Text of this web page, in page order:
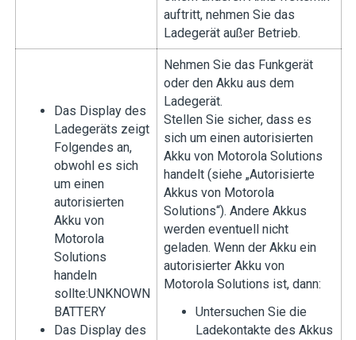
auftritt, nehmen Sie das
Ladegerät außer Betrieb.
Das Display des
Ladegeräts zeigt
Folgendes an,
obwohl es sich
um einen
autorisierten
Akku von
Motorola
Solutions
handeln
sollte:UNKNOWN
BATTERY
Das Display des
Nehmen Sie das Funkgerät
oder den Akku aus dem
Ladegerät.
Stellen Sie sicher, dass es
sich um einen autorisierten
Akku von Motorola Solutions
handelt (siehe „Autorisierte
Akkus von Motorola
Solutions“). Andere Akkus
werden eventuell nicht
geladen. Wenn der Akku ein
autorisierter Akku von
Motorola Solutions ist, dann:
Untersuchen Sie die
Ladekontakte des Akkus